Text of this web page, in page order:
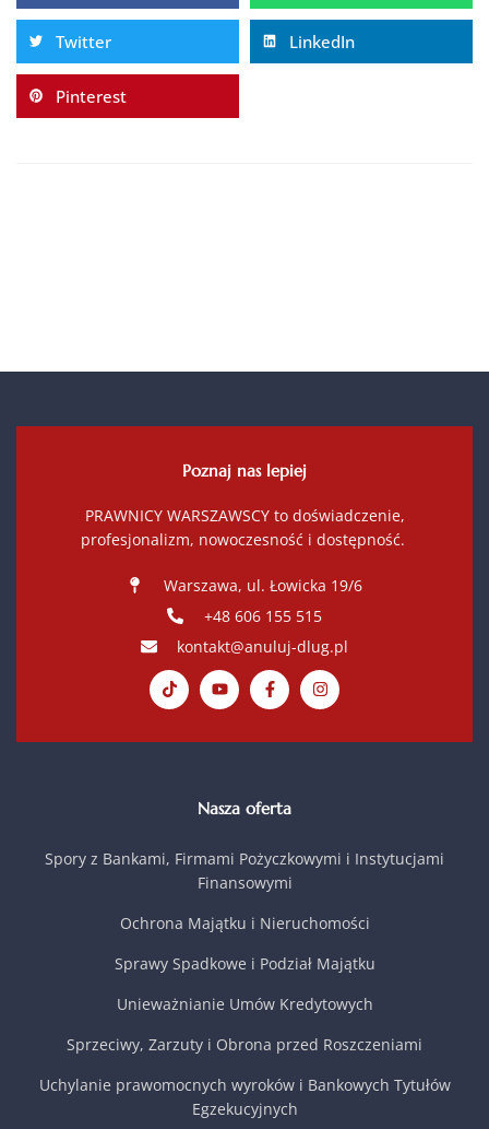
Twitter LinkedIn
Pinterest
Poznaj nas lepiej
PRAWNICY WARSZAWSCY to doświadczenie,
profesjonalizm, nowoczesność i dostępność.
Warszawa, ul. Łowicka 19/6
+48 606 155 515
kontakt@anuluj-dlug.pl
Nasza oferta
Spory z Bankami, Firmami Pożyczkowymi i Instytucjami
Finansowymi
Ochrona Majątku i Nieruchomości
Sprawy Spadkowe i Podział Majątku
Unieważnianie Umów Kredytowych
Sprzeciwy, Zarzuty i Obrona przed Roszczeniami
Uchylanie prawomocnych wyroków i Bankowych Tytułów
Egzekucyjnych